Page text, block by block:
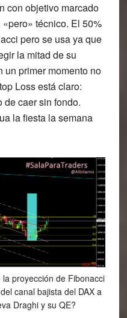
con objetivo marcado
técnico. El 50%
pero se usa ya que
la mitad de su
un primer momento no
Loss está claro:
de caer sin fondo.
la fiesta la semana
proyección de Fibonacci
canal bajista del DAX a
Draghi y su QE?